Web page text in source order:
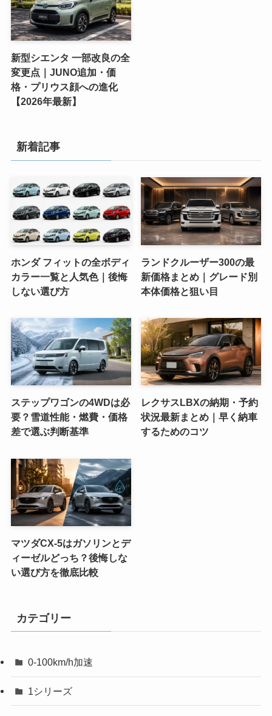
新型シエンタ 一部改良の全
変更点｜JUNO追加・価
格・プリウス顔への進化
【2026年最新】
新着記事
ホンダ フィットの全ボディ
カラー一覧と人気色｜後悔
しない選び方
ランドクルーザー300の最
新価格まとめ｜グレード別
本体価格と狙い目
ステップワゴンの4WDは必
要？雪道性能・燃費・価格
差で選ぶ判断基準
レクサスLBXの納期・予約
状況最新まとめ｜早く納車
するためのコツ
マツダCX-5はガソリンとデ
ィーゼルどっち？後悔しな
い選び方を徹底比較
カテゴリー
0-100km/h加速
1シリーズ